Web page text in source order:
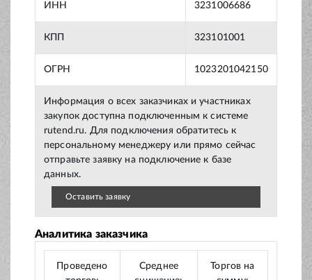
ИНН 3231006686
КПП 323101001
ОГРН 1023201042150
Информация о всех заказчиках и участниках
закупок доступна подключенным к системе
rutend.ru. Для подключения обратитесь к
персональному менеджеру или прямо сейчас
отправьте заявку на подключение к базе
данных.
Оставить заявку
Аналитика заказчика
Проведено
Среднее
Торгов на